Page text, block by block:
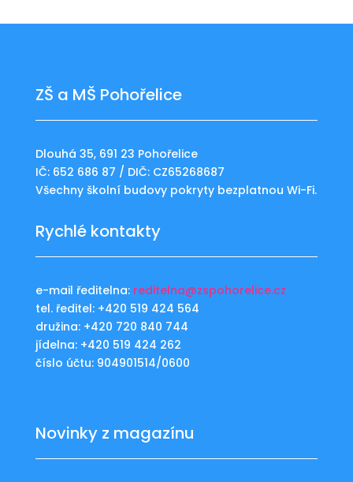
ZŠ a MŠ Pohořelice
Dlouhá 35, 691 23 Pohořelice
IČ: 652 686 87 / DIČ: CZ65268687
Všechny školní budovy pokryty bezplatnou Wi-Fi.
Rychlé kontakty
e-mail ředitelna: reditelna@zspohorelice.cz
tel. ředitel: +420 519 424 564
družina: +420 720 840 744
jídelna: +420 519 424 262
číslo účtu: 904901514/0600
Novinky z magazínu